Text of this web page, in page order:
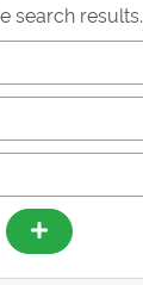
search results.